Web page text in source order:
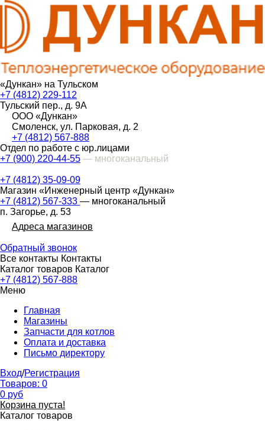
«Дункан» на Тульском
+7 (4812) 229-112
Тульский пер., д. 9А
ООО «Дункан»
Смоленск, ул. Парковая, д. 2
+7 (4812) 567-888
Отдел по работе с юр.лицами
+7 (900) 220-44-55 — многоканальный
+7 (4812) 35-09-09
Магазин «Инженерный центр «Дункан»
+7 (4812) 567-333 — многоканальный
п. Загорье, д. 53
Адреса магазинов
Обратный звонок
Все контакты Контакты
Каталог товаров Каталог
+7 (4812) 567-888
Меню
Главная
Магазины
Запчасти для котлов
Оплата и доставка
Письмо директору
Вход/Регистрация
Товаров: 0
0 руб
Корзина пуста!
Каталог товаров